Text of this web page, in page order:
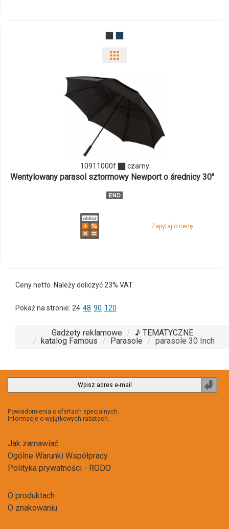
i
produktu
10911000f czarny
Wentylowany parasol sztormowy Newport o średnicy 30"
Zapytaj o cenę
Ceny netto. Należy doliczyć 23% VAT.
Pokaż na stronie: 24 48 90 120
Gadżety reklamowe
♪ TEMATYCZNE
katalog Famous
Parasole parasole 30 Inch
Powiadomienia o ofertach specjalnych.
Informacje o wyjątkowych rabatach.
Jak zamawiać
Ogólne Warunki Współpracy
Polityka prywatności - RODO
O produktach
O znakowaniu